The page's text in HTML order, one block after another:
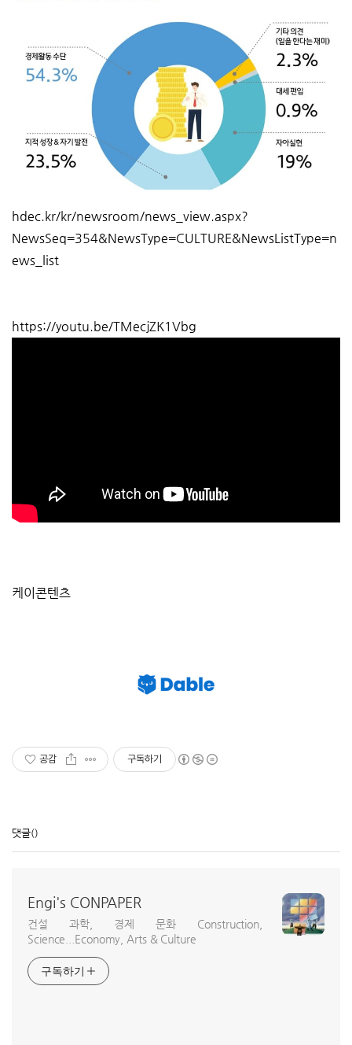
hdec.kr/kr/newsroom/news_view.aspx?
NewsSeq=354&NewsType=CULTURE&NewsListType=n
ews_list
https://youtu.be/TMecjZK1Vbg
케이콘텐츠
공감 구독하기
댓글()
Engi's CONPAPER
건설 과학, 경제 문화 Construction,
Science...Economy, Arts & Culture
구독하기